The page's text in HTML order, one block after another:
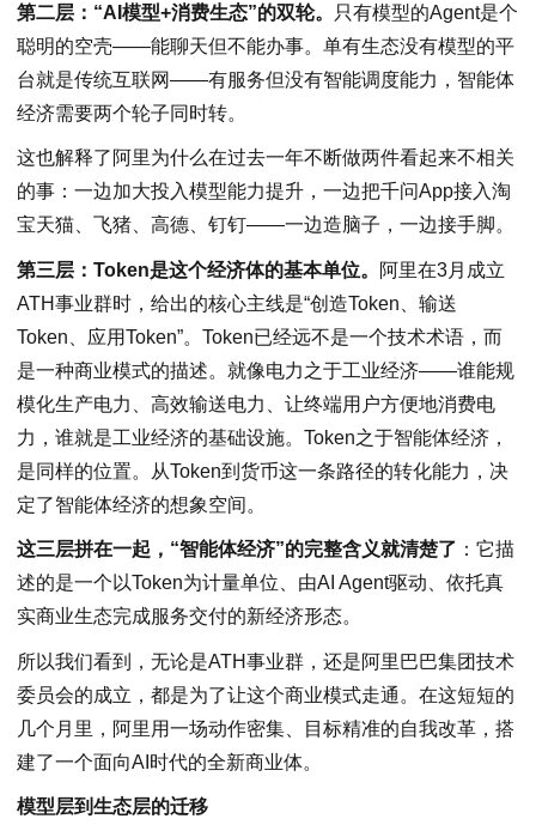
第二层 ：“AI模型+消费生态”的双轮。
只有模型的Agent是个
聪明的空壳——能聊天但不能办事。单有生态没有模型的平
台就是传统互联网——有服务但没有智能调度能力，智能体
经济需要两个轮子同时转。
这也解释了阿里为什么在过去一年不断做两件看起来不相关
的事：一边加大投入模型能力提升，一边把千问App接入淘
宝天猫、飞猪、高德、钉钉——一边造脑子，一边接手脚。
第三层 ：Token是这个经济体的基本单位。
阿里在3月成立
ATH事业群时，给出的核心主线是“创造Token、输送
Token、应用Token”。Token已经远不是一个技术术语，而
是一种商业模式的描述。就像电力之于工业经济——谁能规
模化生产电力、高效输送电力、让终端用户方便地消费电
力，谁就是工业经济的基础设施。Token之于智能体经济，
是同样的位置。从Token到货币这一条路径的转化能力，决
定了智能体经济的想象空间。
这三层拼在一起，“智能体经济”的完整含义就清楚了 ：它描
述的是一个以Token为计量单位、由AI Agent驱动、依托真
实商业生态完成服务交付的新经济形态。
所以我们看到，无论是ATH事业群，还是阿里巴巴集团技术
委员会的成立，都是为了让这个商业模式走通。在这短短的
几个月里，阿里用一场动作密集、目标精准的自我改革，搭
建了一个面向AI时代的全新商业体。
模型层到生态层的迁移